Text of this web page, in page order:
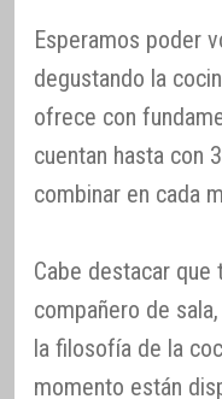
Esperamos poder
degustando la
ofrece con
cuentan hasta con
combinar en cada
Cabe destacar que
compañero de
la filosofía de la
momento están